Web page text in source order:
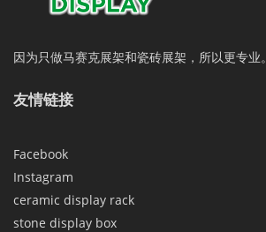
因为只做马赛克展架和瓷砖展架，所以更专业。
友情链接
Facebook
Instagram
ceramic display rack
stone display box